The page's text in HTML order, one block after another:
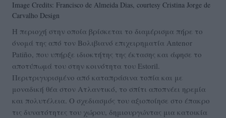
Image Credits: Francisco de Almeida Dias, courtesy Cristina Jorge de
Carvalho Design
Η περιοχή στην οποία βρίσκεται το διαμέρισμα πήρε το
όνομά της από τον Βολιβιανό επιχειρηματία Antenor
Patiño, που υπήρξε ιδιοκτήτης της έκτασης και άφησε το
αποτύπωμά του στην κοινότητα του Estoril.
Περιτριγυρισμένο από καταπράσινα τοπία και με
μοναδική θέα στον Ατλαντικό, το σπίτι αποπνέει ηρεμία
και πολυτέλεια. Ο σχεδιασμός του αξιοποίησε στο έπακρο
τις δυνατότητες του χώρου, δημιουργώντας μια κατοικία